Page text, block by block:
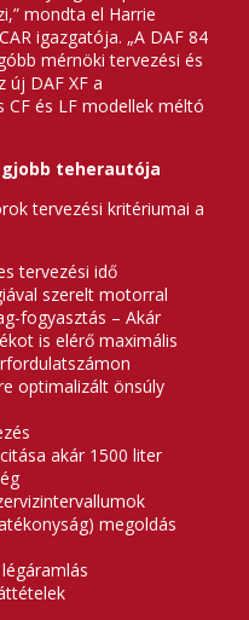
mondta el Harrie
igazgatója. „A DAF 84
mérnöki tervezési és
új DAF XF a
és LF modellek méltó
teherautója
tervezési kritériumai a
tervezési idő
szerelt motorral
fogyasztás – Akár
is elérő maximális
optimalizált önsúly
akár 1500 liter
megoldás